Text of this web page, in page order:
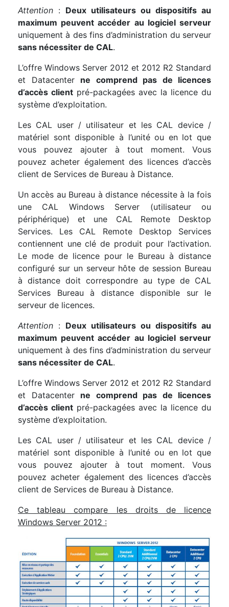
Attention : Deux utilisateurs ou dispositifs au
maximum peuvent accéder au logiciel serveur
uniquement à des fins d’administration du serveur
sans nécessiter de CAL.
L’offre Windows Server 2012 et 2012 R2 Standard
et Datacenter ne comprend pas de licences
d’accès client pré-packagées avec la licence du
système d’exploitation.
Les CAL user / utilisateur et les CAL device /
matériel sont disponible à l’unité ou en lot que
vous pouvez ajouter à tout moment. Vous
pouvez acheter également des licences d’accès
client de Services de Bureau à Distance.
Un accès au Bureau à distance nécessite à la fois
une CAL Windows Server (utilisateur ou
périphérique) et une CAL Remote Desktop
Services. Les CAL Remote Desktop Services
contiennent une clé de produit pour l’activation.
Le mode de licence pour le Bureau à distance
configuré sur un serveur hôte de session Bureau
à distance doit correspondre au type de CAL
Services Bureau à distance disponible sur le
serveur de licences.
Attention : Deux utilisateurs ou dispositifs au
maximum peuvent accéder au logiciel serveur
uniquement à des fins d’administration du serveur
sans nécessiter de CAL.
L’offre Windows Server 2012 et 2012 R2 Standard
et Datacenter ne comprend pas de licences
d’accès client pré-packagées avec la licence du
système d’exploitation.
Les CAL user / utilisateur et les CAL device /
matériel sont disponible à l’unité ou en lot que
vous pouvez ajouter à tout moment. Vous
pouvez acheter également des licences d’accès
client de Services de Bureau à Distance.
Ce tableau compare les droits de licence
Windows Server 2012 :